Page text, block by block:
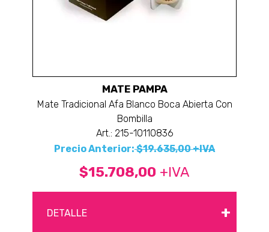
MATE PAMPA
Mate Tradicional Afa Blanco Boca Abierta Con
Bombilla
Art.: 215-10110836
Precio Anterior:$19.635,00 +IVA
$15.708,00 +IVA
DETALLE +